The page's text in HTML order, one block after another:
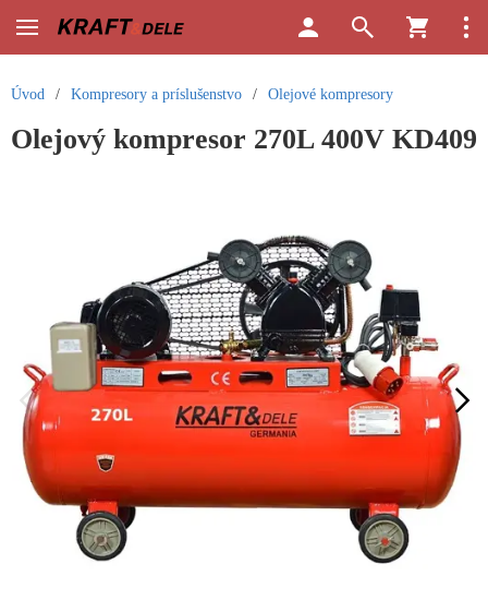
Úvod / Kompresory a príslušenstvo / Olejové kompresory
Olejový kompresor 270L 400V KD409